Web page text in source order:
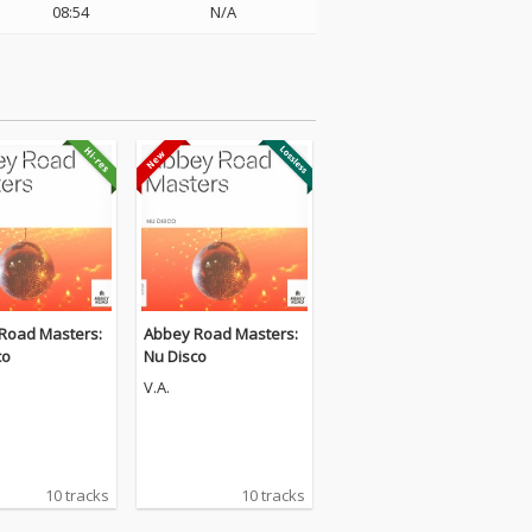
08:54 N/A
Masters:
10 tracks
Abbey Road Masters:
Nu Disco
V.A.
10 tracks